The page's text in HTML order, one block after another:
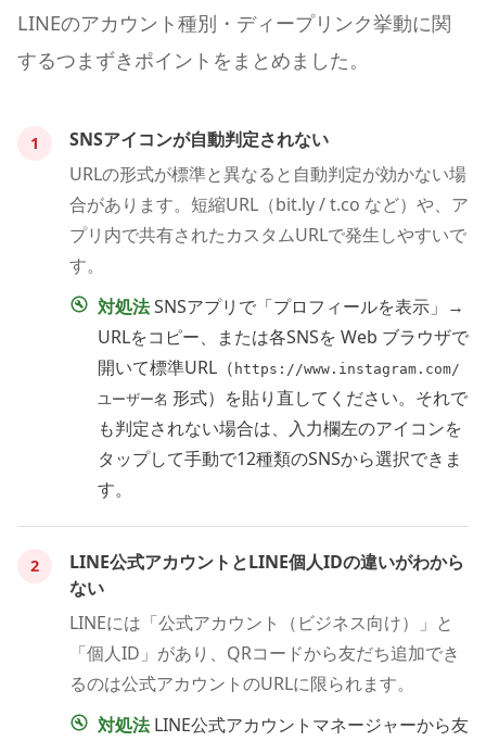
LINEのアカウント種別・ディープリンク挙動に関
するつまずきポイントをまとめました。
1
SNSアイコンが自動判定されない
URLの形式が標準と異なると自動判定が効かない場
合があります。短縮URL（bit.ly / t.co など）や、ア
プリ内で共有されたカスタムURLで発生しやすいで
す。
対処法 SNSアプリで「プロフィールを表示」→
URLをコピー、または各SNSを Web ブラウザで
開いて標準URL（ https://www.instagram.com/
ユーザー名 形式）を貼り直してください。それで
も判定されない場合は、入力欄左のアイコンを
タップして手動で12種類のSNSから選択できま
す。
2
LINE公式アカウントとLINE個人IDの違いがわから
ない
LINEには「公式アカウント（ビジネス向け）」と
「個人ID」があり、QRコードから友だち追加でき
るのは公式アカウントのURLに限られます。
対処法 LINE公式アカウントマネージャーから友